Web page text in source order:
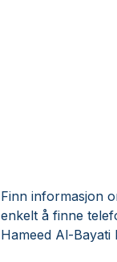
Finn informasjon
enkelt å finne
Hameed Al-